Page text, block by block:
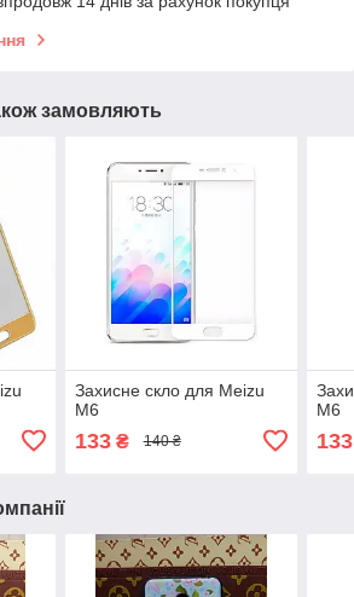
замовляють
Захисне скло для Meizu
M6
133₴ 140 ₴
M6
133